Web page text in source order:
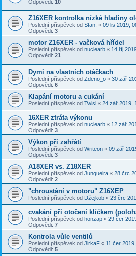
Odpovědi: 10
Z16XER kontrolka nízké hladiny
Poslední příspěvek od Stan. « 09 lis 2019,
Odpovědi: 3
motor Z16XER - vačková hřídel
Poslední příspěvek od nuclearb « 14 říj
Odpovědi: 21
Dymi na vlastních otáčkach
Poslední příspěvek od Zdeno_o « 30 zář
Odpovědi: 6
Klapání motoru a cukání
Poslední příspěvek od Twisi « 24 zář 2019,
16XER ztráta výkonu
Poslední příspěvek od nuclearb « 12 zář
Odpovědi: 3
Výkon při zahřátí
Poslední příspěvek od Writeon « 09 zář
Odpovědi: 3
A18XER vs. Z18XER
Poslední příspěvek od Junqueira « 28 črc
Odpovědi: 2
"chroustání v motoru" Z16XEP
Poslední příspěvek od Džejkob « 23 črc
cvakání při otočení klíčkem
Poslední příspěvek od honzap « 29 čer
Odpovědi: 7
Kontrola vůle ventilů
Poslední příspěvek od JirkaF « 11 čer
Odpovědi: 5